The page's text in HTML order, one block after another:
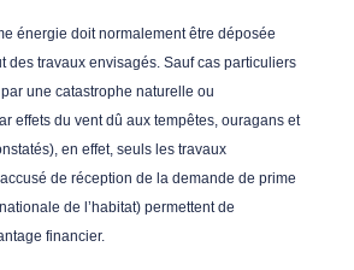
énergie doit normalement être déposée
des travaux envisagés. Sauf cas particuliers
une catastrophe naturelle ou
effets du vent dû aux tempêtes, ouragans et
en effet, seuls les travaux
de réception de la demande de prime
de l’habitat) permettent de
financier.